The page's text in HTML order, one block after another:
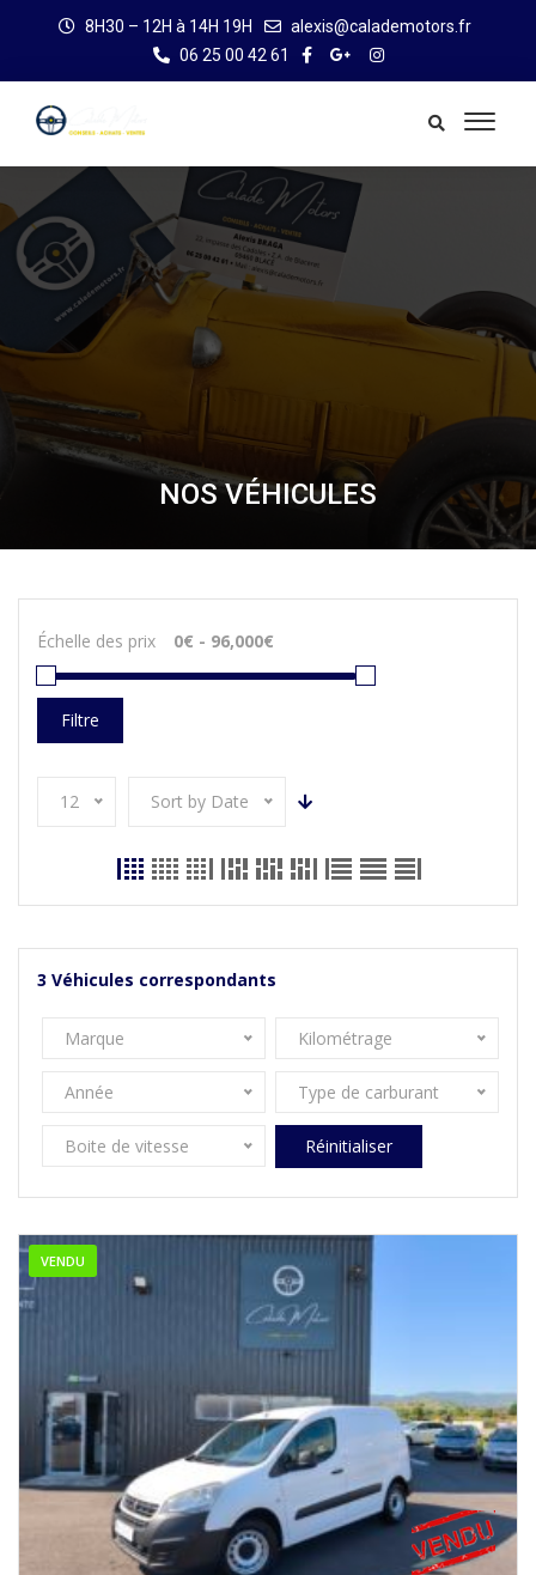
8H30 – 12H à 14H 19H
alexis@calademotors.fr
06 25 00 42 61
NOS VÉHICULES
Échelle des prix
Filtre
12 Sort by Date
3 Véhicules correspondants
Marque Kilométrage
Année Type de carburant
Boite de vitesse Réinitialiser
VENDU